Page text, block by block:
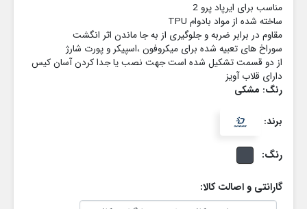
مناسب برای ایرپاد پرو 2
ساخته شده از مواد بادوام TPU
مقاوم در برابر ضربه و جلوگیری از به جا ماندن اثر انگشت
سوراخ های تعبیه شده برای میکروفون ،اسپیکر و پورت شارژ
از دو قسمت تشکیل شده است جهت نصب یا جدا کردن آسان کیس
دارای قلاب آویز
رنگ: مشکی
برند:
رنگ:
گارانتی و اصالت کالا: